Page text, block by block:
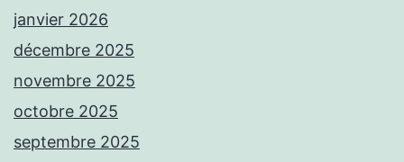
janvier 2026
décembre 2025
novembre 2025
octobre 2025
septembre 2025